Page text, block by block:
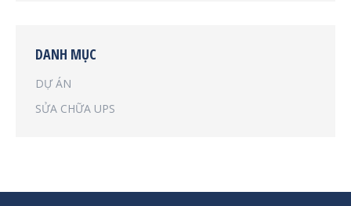
DANH MỤC
DỰ ÁN
SỬA CHỮA UPS